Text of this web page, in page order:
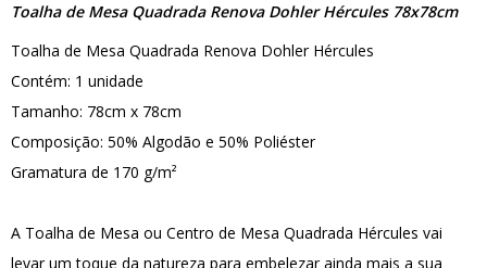
Toalha de Mesa Quadrada Renova Dohler Hércules 78x78cm
Toalha de Mesa Quadrada Renova Dohler Hércules
Contém: 1 unidade
Tamanho: 78cm x 78cm
Composição: 50% Algodão e 50% Poliéster
Gramatura de 170 g/m²
A Toalha de Mesa ou Centro de Mesa Quadrada Hércules vai
levar um toque da natureza para embelezar ainda mais a sua